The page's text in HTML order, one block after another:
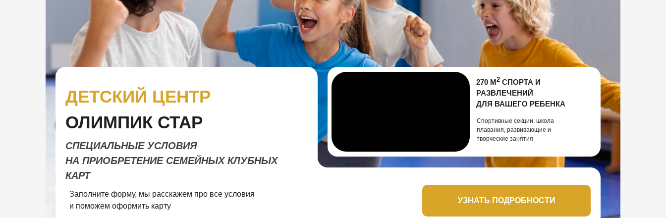
Спортивные секции, школа
плавания, развивающие и
творческие занятия
ДЕТСКИЙ ЦЕНТР
ОЛИМПИК СТАР
Заполните форму, мы расскажем про все условия
и поможем оформить карту
СПЕЦИАЛЬНЫЕ УСЛОВИЯ
НА ПРИОБРЕТЕНИЕ СЕМЕЙНЫХ КЛУБНЫХ
КАРТ
270 М2 СПОРТА И
РАЗВЛЕЧЕНИЙ
ДЛЯ ВАШЕГО РЕБЕНКА
УЗНАТЬ ПОДРОБНОСТИ